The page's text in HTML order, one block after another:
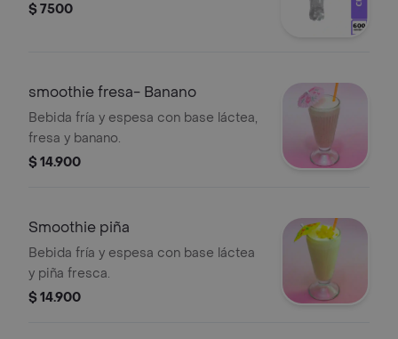
$ 7500
smoothie fresa- Banano
Bebida fría y espesa con base láctea,
fresa y banano.
$ 14.900
Smoothie piña
Bebida fría y espesa con base láctea
y piña fresca.
$ 14.900